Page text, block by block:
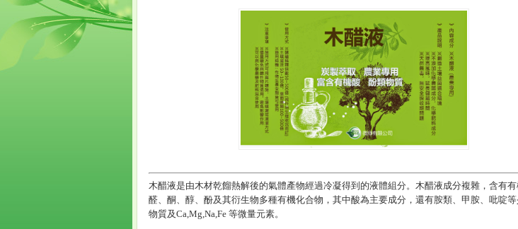
木醋液是由木材乾餾熱解後的氣體產物經過冷凝得到的液體組分。木醋液成分複雜，含有有
醛、酮、醇、酚及其衍生物多種有機化合物，其中酸為主要成分，還有胺類、甲胺、吡啶
物質及Ca,Mg,Na,Fe 等微量元素。